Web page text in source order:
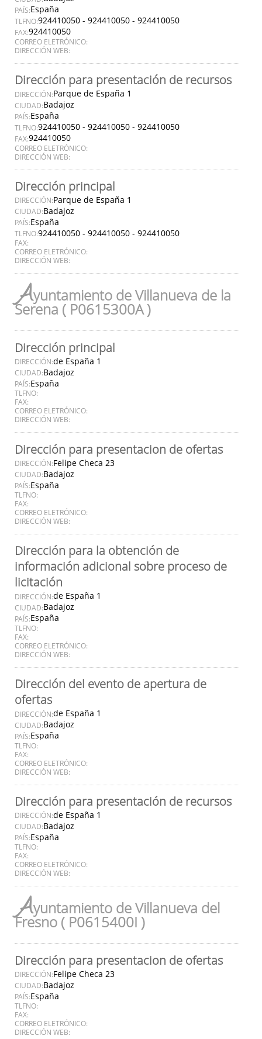
PAÍS:España
TLFNO:924410050 - 924410050 - 924410050
FAX:924410050
CORREO ELETRÓNICO:
DIRECCIÓN WEB:
Dirección para presentación de recursos
DIRECCIÓN:Parque de España 1
CIUDAD:Badajoz
PAÍS:España
TLFNO:924410050 - 924410050 - 924410050
FAX:924410050
CORREO ELETRÓNICO:
DIRECCIÓN WEB:
Dirección principal
DIRECCIÓN:Parque de España 1
CIUDAD:Badajoz
PAÍS:España
TLFNO:924410050 - 924410050 - 924410050
FAX:
CORREO ELETRÓNICO:
DIRECCIÓN WEB:
Ayuntamiento de Villanueva de la
Serena ( P0615300A )
Dirección principal
DIRECCIÓN:de España 1
CIUDAD:Badajoz
PAÍS:España
TLFNO:
FAX:
CORREO ELETRÓNICO:
DIRECCIÓN WEB:
Dirección para presentacion de ofertas
DIRECCIÓN:Felipe Checa 23
CIUDAD:Badajoz
PAÍS:España
TLFNO:
FAX:
CORREO ELETRÓNICO:
DIRECCIÓN WEB:
Dirección para la obtención de
información adicional sobre proceso de
licitación
DIRECCIÓN:de España 1
CIUDAD:Badajoz
PAÍS:España
TLFNO:
FAX:
CORREO ELETRÓNICO:
DIRECCIÓN WEB:
Dirección del evento de apertura de
ofertas
DIRECCIÓN:de España 1
CIUDAD:Badajoz
PAÍS:España
TLFNO:
FAX:
CORREO ELETRÓNICO:
DIRECCIÓN WEB:
Dirección para presentación de recursos
DIRECCIÓN:de España 1
CIUDAD:Badajoz
PAÍS:España
TLFNO:
FAX:
CORREO ELETRÓNICO:
DIRECCIÓN WEB:
Ayuntamiento de Villanueva del
Fresno ( P0615400I )
Dirección para presentacion de ofertas
DIRECCIÓN:Felipe Checa 23
CIUDAD:Badajoz
PAÍS:España
TLFNO:
FAX:
CORREO ELETRÓNICO:
DIRECCIÓN WEB: